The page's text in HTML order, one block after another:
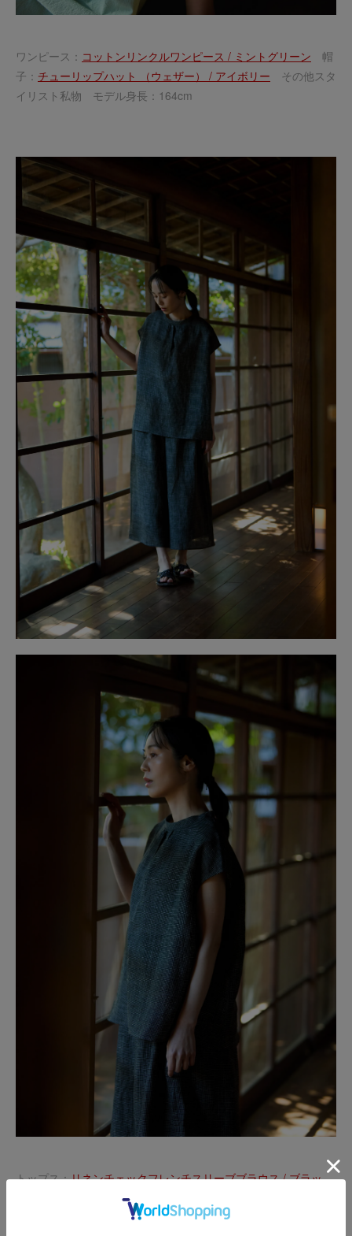
ワンピース： コットンリンクルワンピース / ミントグリーン 帽
子： チューリップハット （ウェザー） / アイボリー その他スタ
イリスト私物 モデル身長：164cm
トップス：リネンチェックフレンチスリーブブラウス / ブラッ
リネンチェックキュロットワイドパンツ / ブラッ